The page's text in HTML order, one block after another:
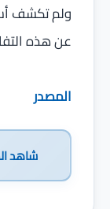
ولم تكشف
عن هذه
المصدر
شاهد